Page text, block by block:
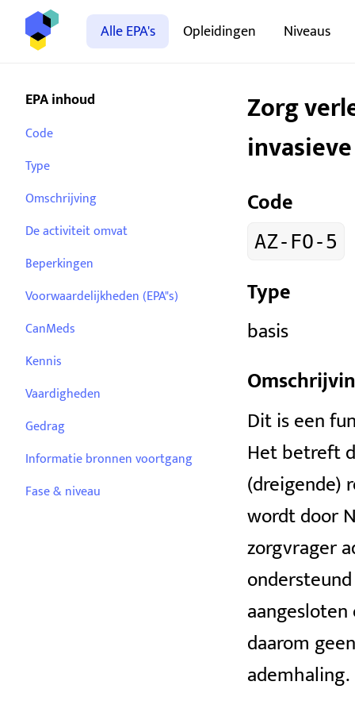
Alle EPA's Opleidingen Niveaus
EPA inhoud
Code
Type
Omschrijving
De activiteit omvat
Beperkingen
Voorwaardelijkheden (EPA"s)
CanMeds
Kennis
Vaardigheden
Gedrag
Informatie bronnen voortgang
Fase & niveau
Zorg
Code
AZ-FO-5
Type
basis
Dit is een
Het betreft
(dreigende)
wordt door
zorgvrager
daarom
ademhaling.